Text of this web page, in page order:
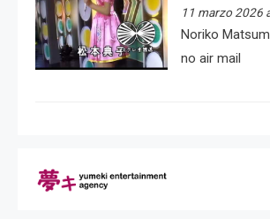
11 marzo 2026
Noriko
no air mail